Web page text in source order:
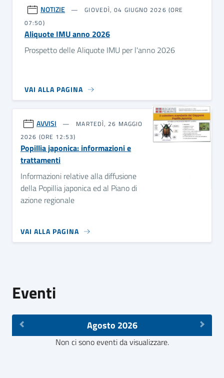
NOTIZIE
GIOVEDÌ, 04 GIUGNO 2026 (ORE
07:50)
Aliquote IMU anno 2026
Prospetto delle Aliquote IMU per l'anno 2026
VAI ALLA PAGINA
AVVISI
MARTEDÌ, 26 MAGGIO
2026 (ORE 12:53)
Popillia japonica: informazioni e
trattamenti
Informazioni relative alla diffusione
della Popillia japonica ed al Piano di
azione regionale
VAI ALLA PAGINA
Eventi
Agosto 2026
Non ci sono eventi da visualizzare.